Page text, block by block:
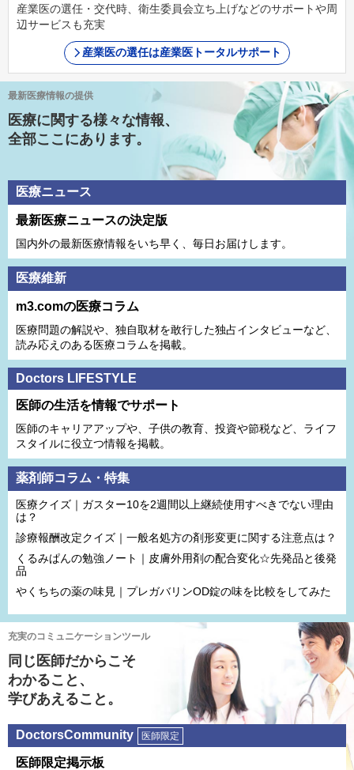
産業医の選任・交代時、衛生委員会立ち上げなどのサポートや周
辺サービスも充実
産業医の選任は産業医トータルサポート
最新医療情報の提供
医療に関する様々な情報、
全部ここにあります。
医療ニュース
最新医療ニュースの決定版
国内外の最新医療情報をいち早く、毎日お届けします。
医療維新
m3.comの医療コラム
医療問題の解説や、独⾃取材を敢⾏した独占インタビューなど、
読み応えのある医療コラムを掲載。
Doctors LIFESTYLE
医師の生活を情報でサポート
医師のキャリアアップや、子供の教育、投資や節税など、ライフ
スタイルに役立つ情報を掲載。
薬剤師コラム・特集
医療クイズ｜ガスター10を2週間以上継続使用すべきでない理由
は？
診療報酬改定クイズ｜一般名処方の剤形変更に関する注意点は？
くるみぱんの勉強ノート｜皮膚外用剤の配合変化☆先発品と後発
品
やくちちの薬の味見｜プレガバリンOD錠の味を比較をしてみた
充実のコミュニケーションツール
同じ医師だからこそ
わかること、
学びあえること。
DoctorsCommunity 医師限定
医師限定掲⽰板